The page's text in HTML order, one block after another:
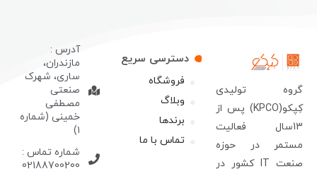
تولیدی
کِپکو(KPCO) پس از
13سال فعالیت
در حوزه
صنعت IT کشور در
دسترسی سریع
فروشگاه
وبلاگ
برندها
تماس با ما
آدرس :
مازندران،
ساری، شهرک
صنعتی
مصطفی
خمینی (شماره
شماره تماس :
02188700200